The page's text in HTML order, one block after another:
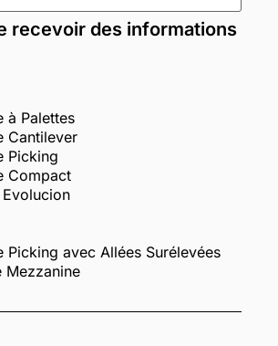
recevoir des informations
à Palettes
Cantilever
Picking
Compact
Evolucion
Picking avec Allées Surélevées
Mezzanine